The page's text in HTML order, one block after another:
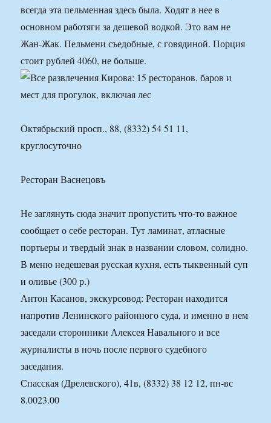
всегда эта пельменная здесь была. Ходят в нее в
основном работяги за дешевой водкой. Это вам не
Жан-Жак. Пельмени съедобные, с говядиной. Порция
стоит рублей 4060, не больше.
Октябрьский просп., 88, (8332) 54 51 11,
круглосуточно
Ресторан Васнецовъ
Не заглянуть сюда значит пропустить что-то важное
сообщает о себе ресторан. Тут ламинат, атласные
портьеры и твердый знак в названии словом, солидно.
В меню недешевая русская кухня, есть тыквенный суп
и оливье (300 р.)
Антон Касанов, экскурсовод: Ресторан находится
напротив Ленинского районного суда, и именно в нем
заседали сторонники Алексея Навального и все
журналисты в ночь после первого судебного
заседания.
Спасская (Дрелевского), 41в, (8332) 38 12 12, пн-вс
8.0023.00